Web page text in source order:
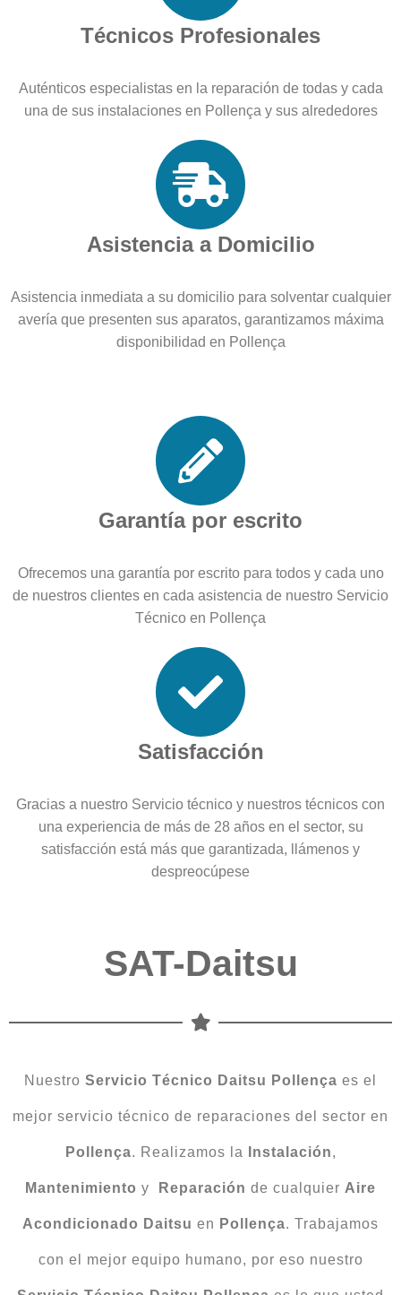
Técnicos Profesionales
Auténticos especialistas en la reparación de todas y cada
una de sus instalaciones en Pollença y sus alrededores
Asistencia a Domicilio
Asistencia inmediata a su domicilio para solventar cualquier
avería que presenten sus aparatos, garantizamos máxima
disponibilidad en Pollença
Garantía por escrito
Ofrecemos una garantía por escrito para todos y cada uno
de nuestros clientes en cada asistencia de nuestro Servicio
Técnico en Pollença
Satisfacción
Gracias a nuestro Servicio técnico y nuestros técnicos con
una experiencia de más de 28 años en el sector, su
satisfacción está más que garantizada, llámenos y
despreocúpese
SAT-Daitsu
Nuestro Servicio Técnico Daitsu Pollença es el
mejor servicio técnico de reparaciones del sector en
Pollença. Realizamos la Instalación,
Mantenimiento y Reparación de cualquier Aire
Acondicionado Daitsu en Pollença. Trabajamos
con el mejor equipo humano, por eso nuestro